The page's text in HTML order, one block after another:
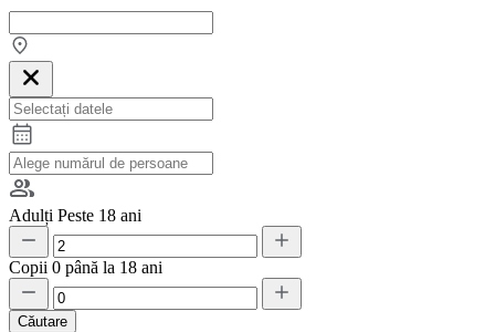
Adulți Peste 18 ani
Copii 0 până la 18 ani
Căutare